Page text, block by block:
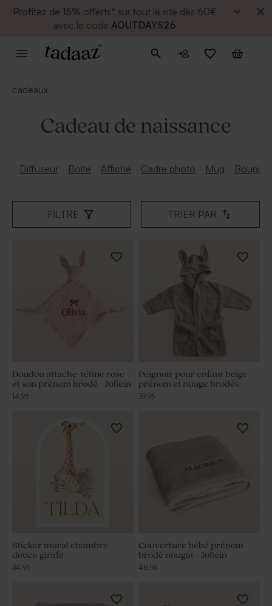
Profitez de 15% offerts* sur tout le site dès 60€
avec le code AOUTDAYS26
cadeaux
Cadeau de naissance
Diffuseur Boîte Affiche Cadre photo Mug Bougie
FILTRE TRIER PAR
Doudou attache-tétine rose
et son prénom brodé - Jollein
14,95
Peignoir pour enfant beige
prénom et nuage brodés
39,95
Sticker mural chambre
douce girafe
34,95
Couverture bébé prénom
brodé nougat - Jollein
48,95